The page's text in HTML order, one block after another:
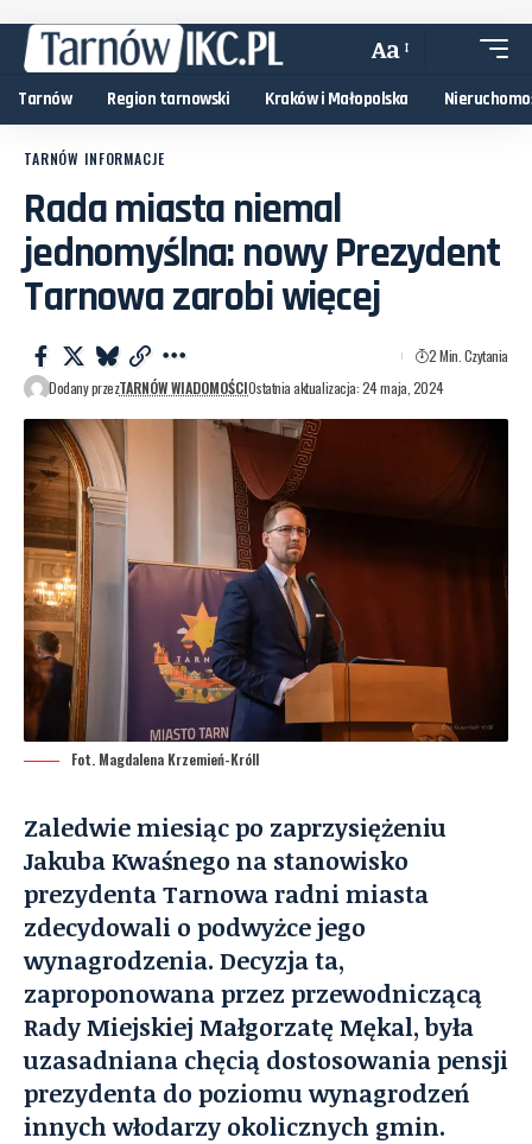
Aa
Tarnów Region tarnowski Kraków i Małopolska
TARNÓW INFORMACJE
Rada miasta niemal
jednomyślna: nowy Prezydent
Tarnowa zarobi więcej
Dodany przezTARNÓW WIADOMOŚCIOstatnia aktualizacja: 24 maja, 2024
2 Min. Czytania
Fot. Magdalena Krzemień-Króll
Zaledwie miesiąc po zaprzysiężeniu
Jakuba Kwaśnego na stanowisko
prezydenta Tarnowa radni miasta
zdecydowali o podwyżce jego
wynagrodzenia. Decyzja ta,
zaproponowana przez przewodniczącą
Rady Miejskiej Małgorzatę Mękal, była
uzasadniana chęcią dostosowania pensji
prezydenta do poziomu wynagrodzeń
innych włodarzy okolicznych gmin.